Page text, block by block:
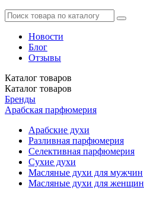
Новости
Блог
Отзывы
Каталог товаров
Каталог товаров
Бренды
Арабская парфюмерия
Арабские духи
Разливная парфюмерия
Селективная парфюмерия
Сухие духи
Масляные духи для мужчин
Масляные духи для женщин